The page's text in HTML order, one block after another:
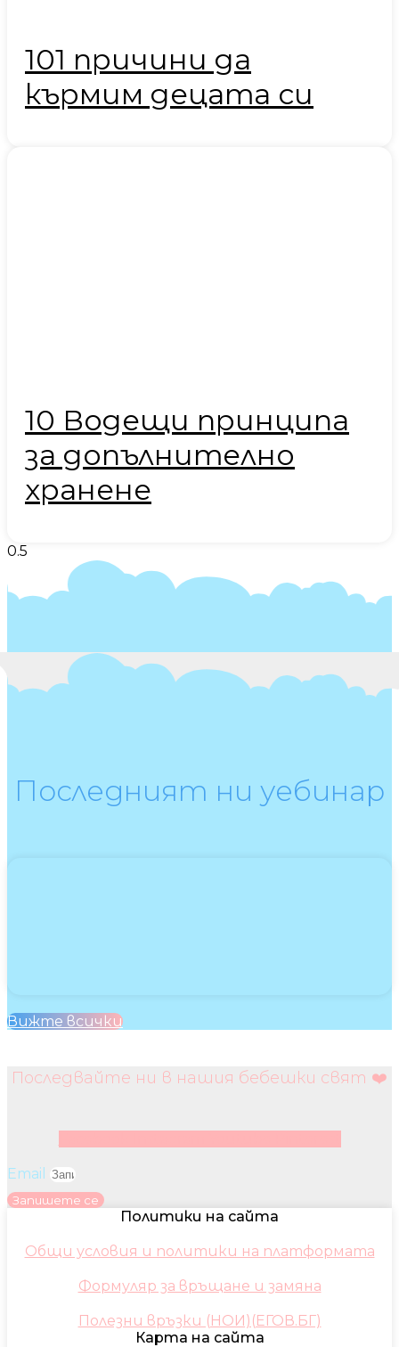
101 причини да
кърмим децата си
10 Водещи принципа
за допълнително
хранене
Последният ни уебинар
Вижте всички
Последвайте ни в нашия бебешки свят ❤️
Email
Запишете се
Политики на сайта
Общи условия и политики на платформата
Формуляр за връщане и замяна
Полезни връзки (НОИ)(ЕГОВ.БГ)
Карта на сайта